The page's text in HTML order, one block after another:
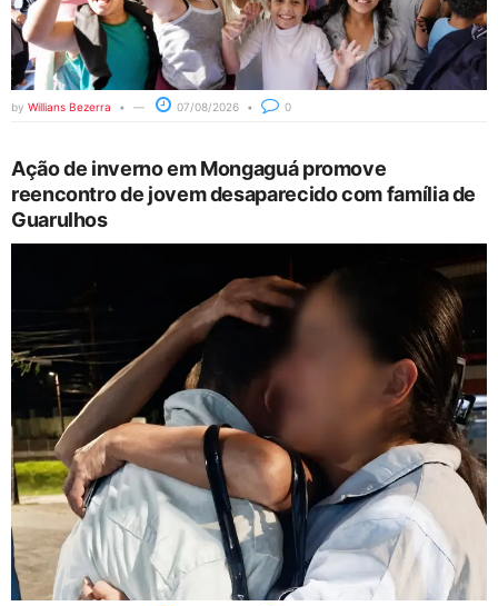
by Willians Bezerra 07/08/2026 0
Ação de inverno em Mongaguá promove
reencontro de jovem desaparecido com família de
Guarulhos